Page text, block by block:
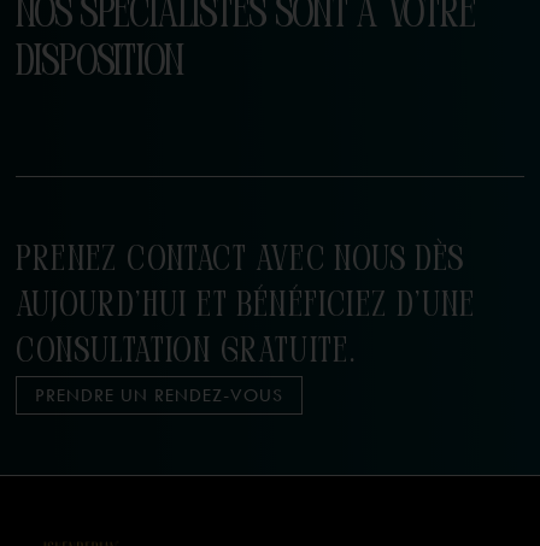
NOS SPÉCIALISTES SONT À VOTRE
DISPOSITION
PRENEZ CONTACT AVEC NOUS DÈS
AUJOURD'HUI ET BÉNÉFICIEZ D'UNE
CONSULTATION GRATUITE.
PRENDRE UN RENDEZ-VOUS